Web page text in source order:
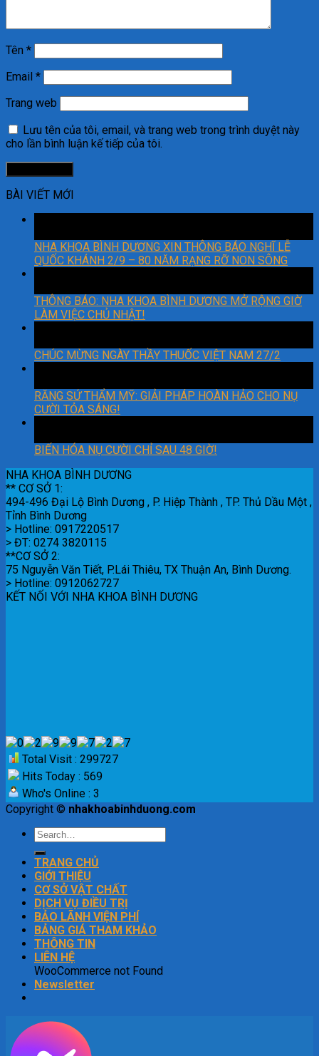
Tên *
Email *
Trang web
Lưu tên của tôi, email, và trang web trong trình duyệt này
cho lần bình luận kế tiếp của tôi.
BÀI VIẾT MỚI
NHA KHOA BÌNH DƯƠNG XIN THÔNG BÁO NGHĨ LỄ
QUỐC KHÁNH 2/9 – 80 NĂM RẠNG RỠ NON SÔNG
THÔNG BÁO: NHA KHOA BÌNH DƯƠNG MỞ RỘNG GIỜ
LÀM VIỆC CHỦ NHẬT!
CHÚC MỪNG NGÀY THẦY THUỐC VIỆT NAM 27/2
RĂNG SỨ THẨM MỸ: GIẢI PHÁP HOÀN HẢO CHO NỤ
CƯỜI TỎA SÁNG!
BIẾN HÓA NỤ CƯỜI CHỈ SAU 48 GIỜ!
NHA KHOA BÌNH DƯƠNG
** CƠ SỞ 1:
494-496 Đại Lộ Bình Dương , P. Hiệp Thành , TP. Thủ Dầu Một ,
Tỉnh Bình Dương
> Hotline: 0917220517
> ĐT: 0274 3820115
**CƠ SỞ 2:
75 Nguyễn Văn Tiết, P.Lái Thiêu, TX Thuận An, Bình Dương.
> Hotline: 0912062727
KẾT NỐI VỚI NHA KHOA BÌNH DƯƠNG
Total Visit : 299727
Hits Today : 569
Who's Online : 3
Copyright © nhakhoabinhduong.com
TRANG CHỦ
GIỚI THIỆU
CƠ SỞ VẬT CHẤT
DỊCH VỤ ĐIỀU TRỊ
BẢO LÃNH VIỆN PHÍ
BẢNG GIÁ THAM KHẢO
THÔNG TIN
LIÊN HỆ
WooCommerce not Found
Newsletter